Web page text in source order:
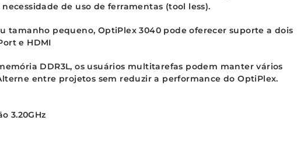
de uso de ferramentas (tool less).
tamanho pequeno, OptiPlex 3040 pode oferecer suporte a dois
e HDMI
DDR3L, os usuários multitarefas podem manter vários
entre projetos sem reduzir a performance do OptiPlex.
3.20GHz